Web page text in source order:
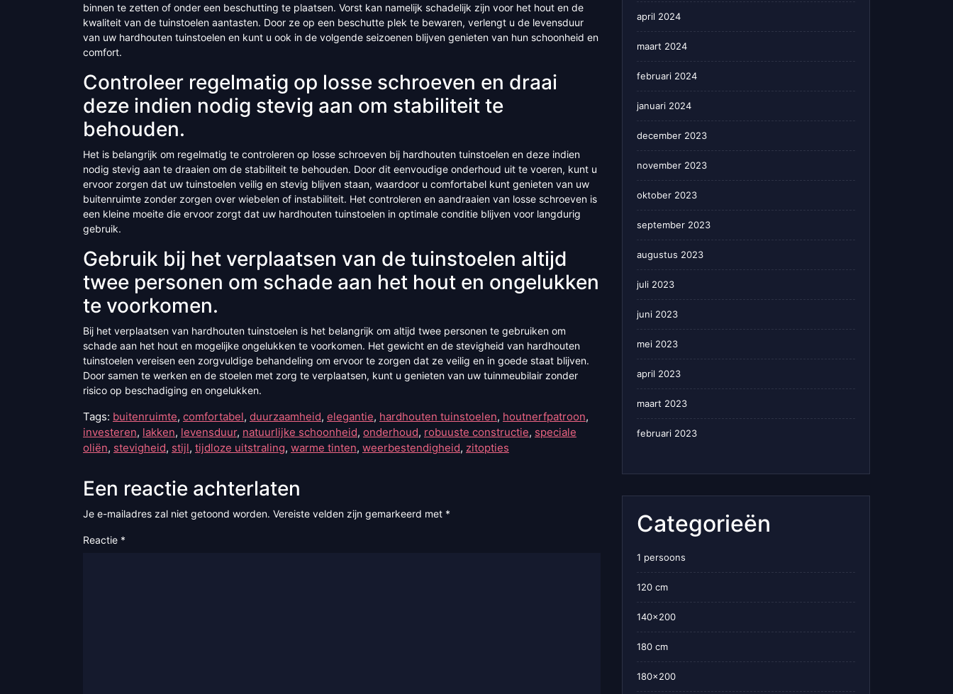
binnen te zetten of onder een beschutting te plaatsen. Vorst kan namelijk schadelijk zijn voor het hout en de
kwaliteit van de tuinstoelen aantasten. Door ze op een beschutte plek te bewaren, verlengt u de levensduur
van uw hardhouten tuinstoelen en kunt u ook in de volgende seizoenen blijven genieten van hun schoonheid en
comfort.
Controleer regelmatig op losse schroeven en draai
deze indien nodig stevig aan om stabiliteit te
behouden.
Het is belangrijk om regelmatig te controleren op losse schroeven bij hardhouten tuinstoelen en deze indien
nodig stevig aan te draaien om de stabiliteit te behouden. Door dit eenvoudige onderhoud uit te voeren, kunt u
ervoor zorgen dat uw tuinstoelen veilig en stevig blijven staan, waardoor u comfortabel kunt genieten van uw
buitenruimte zonder zorgen over wiebelen of instabiliteit. Het controleren en aandraaien van losse schroeven is
een kleine moeite die ervoor zorgt dat uw hardhouten tuinstoelen in optimale conditie blijven voor langdurig
gebruik.
Gebruik bij het verplaatsen van de tuinstoelen altijd
twee personen om schade aan het hout en ongelukken
te voorkomen.
Bij het verplaatsen van hardhouten tuinstoelen is het belangrijk om altijd twee personen te gebruiken om
schade aan het hout en mogelijke ongelukken te voorkomen. Het gewicht en de stevigheid van hardhouten
tuinstoelen vereisen een zorgvuldige behandeling om ervoor te zorgen dat ze veilig en in goede staat blijven.
Door samen te werken en de stoelen met zorg te verplaatsen, kunt u genieten van uw tuinmeubilair zonder
risico op beschadiging en ongelukken.
Tags: buitenruimte, comfortabel, duurzaamheid, elegantie, hardhouten tuinstoelen, houtnerfpatroon,
investeren, lakken, levensduur, natuurlijke schoonheid, onderhoud, robuuste constructie, speciale
oliën, stevigheid, stijl, tijdloze uitstraling, warme tinten, weerbestendigheid, zitopties
Een reactie achterlaten
Je e-mailadres zal niet getoond worden. Vereiste velden zijn gemarkeerd met *
Reactie *
april 2024
maart 2024
februari 2024
januari 2024
december 2023
november 2023
oktober 2023
september 2023
augustus 2023
juli 2023
juni 2023
mei 2023
april 2023
maart 2023
februari 2023
Categorieën
1 persoons
120 cm
140×200
180 cm
180×200